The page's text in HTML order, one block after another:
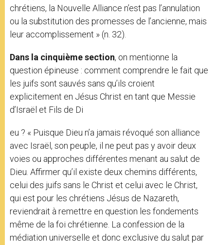
chrétiens, la Nouvelle Alliance n’est pas l’annulation
ou la substitution des promesses de l’ancienne, mais
leur accomplissement » (n. 32).
Dans la cinquième section, on mentionne la
question épineuse : comment comprendre le fait que
les juifs sont sauvés sans qu’ils croient
explicitement en Jésus Christ en tant que Messie
d’Israël et Fils de Di
eu ? « Puisque Dieu n’a jamais révoqué son alliance
avec Israël, son peuple, il ne peut pas y avoir deux
voies ou approches différentes menant au salut de
Dieu. Affirmer qu’il existe deux chemins différents,
celui des juifs sans le Christ et celui avec le Christ,
qui est pour les chrétiens Jésus de Nazareth,
reviendrait à remettre en question les fondements
même de la foi chrétienne. La confession de la
médiation universelle et donc exclusive du salut par